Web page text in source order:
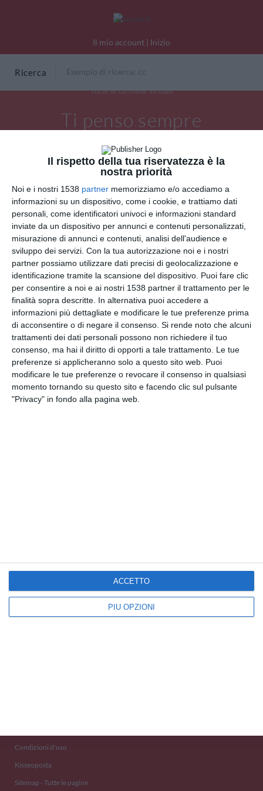
Il rispetto della tua riservatezza è la
nostra priorità
Noi e i nostri 1538 partner memorizziamo e/o accediamo a
informazioni su un dispositivo, come i cookie, e trattiamo dati
personali, come identificatori univoci e informazioni standard
inviate da un dispositivo per annunci e contenuti personalizzati,
misurazione di annunci e contenuti, analisi dell'audience e
sviluppo dei servizi. Con la tua autorizzazione noi e i nostri
partner possiamo utilizzare dati precisi di geolocalizzazione e
identificazione tramite la scansione del dispositivo. Puoi fare clic
per consentire a noi e ai nostri 1538 partner il trattamento per le
finalità sopra descritte. In alternativa puoi accedere a
informazioni più dettagliate e modificare le tue preferenze prima
di acconsentire o di negare il consenso. Si rende noto che alcuni
trattamenti dei dati personali possono non richiedere il tuo
consenso, ma hai il diritto di opporti a tale trattamento. Le tue
preferenze si applicheranno solo a questo sito web. Puoi
modificare le tue preferenze o revocare il consenso in qualsiasi
momento tornando su questo sito e facendo clic sul pulsante
"Privacy" in fondo alla pagina web.
PIÙ OPZIONI
ACCETTO
Il mio account | Inizio
Ricerca
Tutte le cartoline virtuali
Ti penso sempre
INVIA QUESTA CARTOLINA
via Email(GRATUITO)
CONDIVIDI QUESTA
CARTOLINA
Facebook, Twitter, WhatsApp, ...
Condizioni d'uso
Kisseoposta
Sitemap - Tutte le pagine